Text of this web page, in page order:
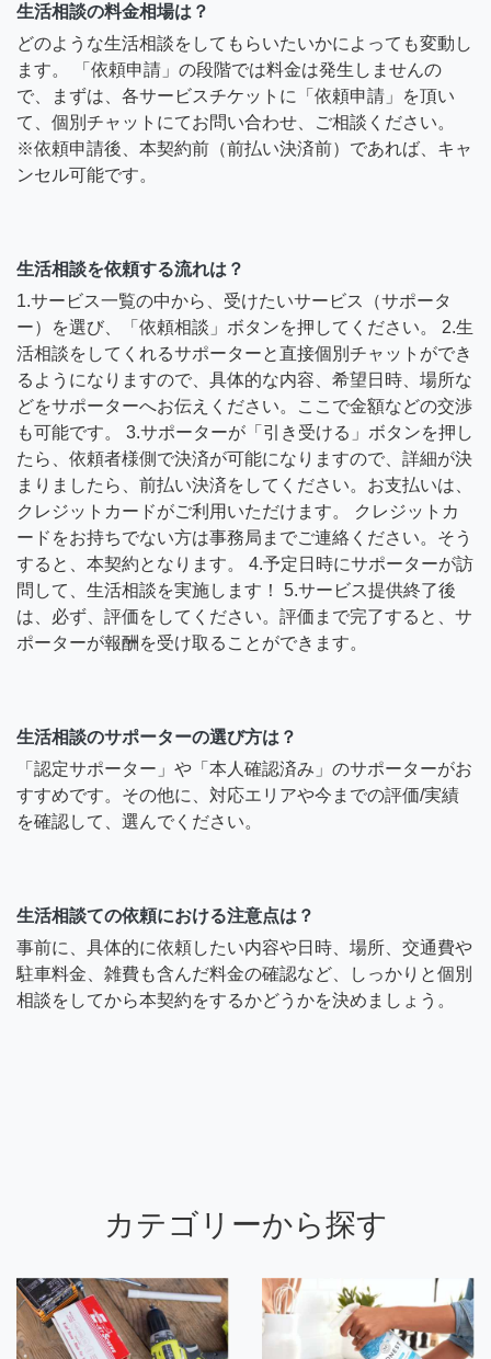
生活相談の料金相場は？
どのような生活相談をしてもらいたいかによっても変動し
ます。 「依頼申請」の段階では料金は発生しませんの
で、まずは、各サービスチケットに「依頼申請」を頂い
て、個別チャットにてお問い合わせ、ご相談ください。
※依頼申請後、本契約前（前払い決済前）であれば、キャ
ンセル可能です。
生活相談を依頼する流れは？
1.サービス一覧の中から、受けたいサービス（サポータ
ー）を選び、「依頼相談」ボタンを押してください。 2.生
活相談をしてくれるサポーターと直接個別チャットができ
るようになりますので、具体的な内容、希望日時、場所な
どをサポーターへお伝えください。ここで金額などの交渉
も可能です。 3.サポーターが「引き受ける」ボタンを押し
たら、依頼者様側で決済が可能になりますので、詳細が決
まりましたら、前払い決済をしてください。お支払いは、
クレジットカードがご利用いただけます。 クレジットカ
ードをお持ちでない方は事務局までご連絡ください。そう
すると、本契約となります。 4.予定日時にサポーターが訪
問して、生活相談を実施します！ 5.サービス提供終了後
は、必ず、評価をしてください。評価まで完了すると、サ
ポーターが報酬を受け取ることができます。
生活相談のサポーターの選び方は？
「認定サポーター」や「本人確認済み」のサポーターがお
すすめです。その他に、対応エリアや今までの評価/実績
を確認して、選んでください。
生活相談ての依頼における注意点は？
事前に、具体的に依頼したい内容や日時、場所、交通費や
駐車料金、雑費も含んだ料金の確認など、しっかりと個別
相談をしてから本契約をするかどうかを決めましょう。
カテゴリーから探す